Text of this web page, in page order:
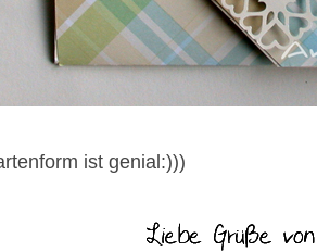
ist genial:)))